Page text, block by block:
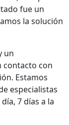
fue un
la solución
un
contacto con
Estamos
especialistas
7 días a la